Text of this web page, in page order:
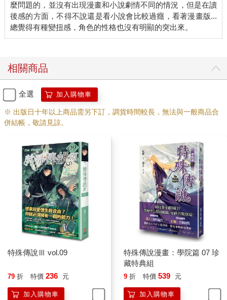
麼問題的，並沒有出現漫畫和小說劇情不同的情況，但是在讀
後感的方面，不得不說還是看小說會比較過癮，看著漫畫版...
相關商品
全選 加入購物車
※ 出版日十年以上商品需另下訂，調貨時間較長，無法與一般商品合
併結帳，敬請見諒。
特殊傳說Ⅲ vol.09
79 折 特價 236 元
加入購物車
特殊傳說漫畫：學院篇 07 珍
藏特典組
9 折 特價 539 元
加入購物車